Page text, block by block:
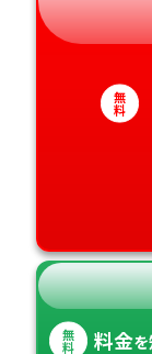
無
料
無
料 料金